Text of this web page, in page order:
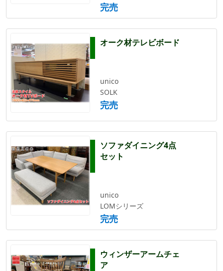
完売
オーク材テレビボード
unico
SOLK
完売
ソファダイニング4点
セット
unico
LOMシリーズ
完売
ウィンザーアームチェ
ア